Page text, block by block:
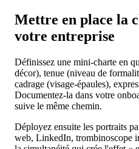
Mettre en place la
votre entreprise
Définissez une mini-charte en
décor), tenue (niveau de
cadrage (visage-épaules),
Documentez-la dans votre
suive le même chemin.
Déployez ensuite les portraits
web, LinkedIn, trombinoscope